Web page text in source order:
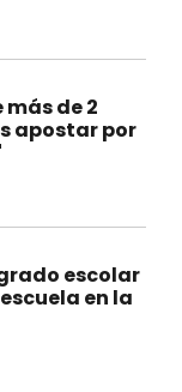
de 2
apostar por
escolar
en la